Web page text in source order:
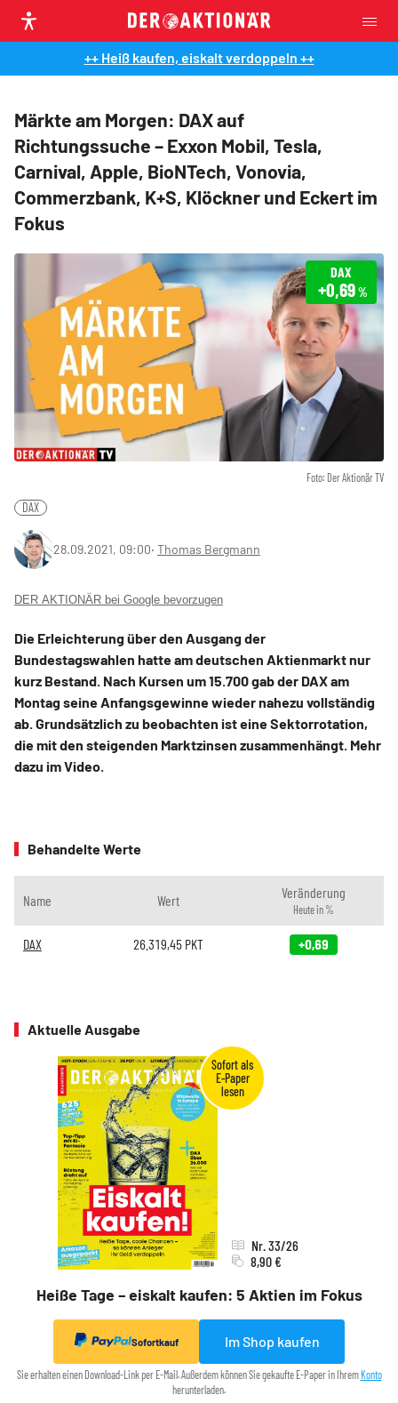
++ Heiß kaufen, eiskalt verdoppeln ++
Märkte am Morgen: DAX auf
Richtungssuche – Exxon Mobil, Tesla,
Carnival, Apple, BioNTech, Vonovia,
Commerzbank, K+S, Klöckner und Eckert im
Fokus
Foto: Der Aktionär TV
DAX
+0,69%
DAX
28.09.2021, 09:00‧ Thomas Bergmann
DER AKTIONÄR bei Google bevorzugen
Die Erleichterung über den Ausgang der
Bundestagswahlen hatte am deutschen Aktienmarkt nur
kurz Bestand. Nach Kursen um 15.700 gab der DAX am
Montag seine Anfangsgewinne wieder nahezu vollständig
ab. Grundsätzlich zu beobachten ist eine Sektorrotation,
die mit den steigenden Marktzinsen zusammenhängt. Mehr
dazu im Video.
Behandelte Werte
Name Wert Veränderung
Heute in %
DAX 26.319,45 PKT +0,69
Aktuelle Ausgabe
Heiße Tage – eiskalt kaufen: 5 Aktien im Fokus
Nr. 33/26
8,90 €
Sofortkauf Im Shop kaufen
Sie erhalten einen Download-Link per E-Mail. Außerdem können Sie gekaufte E-Paper in Ihrem Konto
herunterladen.